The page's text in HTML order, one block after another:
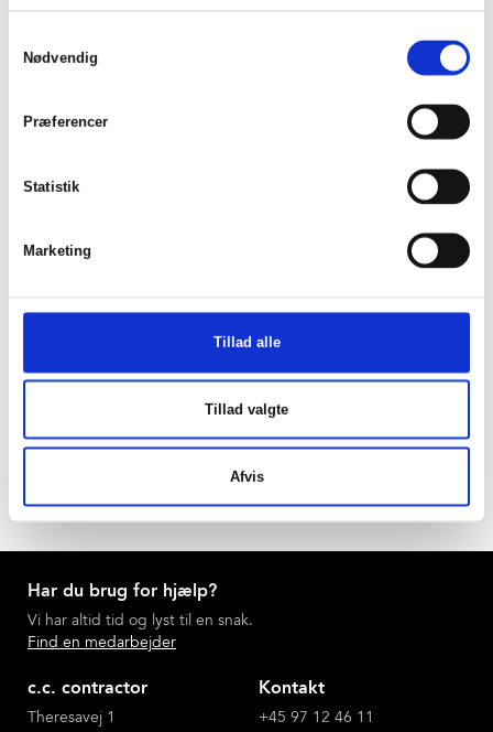
Nødvendig
Præferencer
Statistik
Marketing
Tillad alle
Tillad valgte
Afvis
Projektet er ét blandt syv nye kræftrådgivninger som
opfører i nærheden af de danske kræftsygehuse. De
nye kræftrådgivninger opføres efter et nyt koncept
Har du brug for hjælp?
Vi har altid tid og lyst til en snak.
Find en medarbejder
c.c. contractor
Theresavej 1
Kontakt
+45 97 12 46 11